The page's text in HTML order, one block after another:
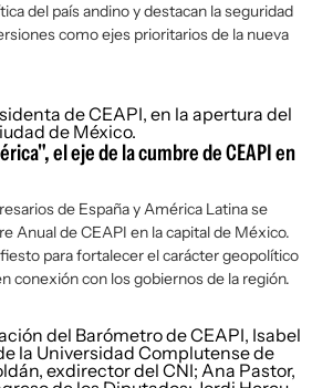
del país andino y destacan la seguridad
como ejes prioritarios de la nueva
el eje de la cumbre de CEAPI en
de España y América Latina se
Anual de CEAPI en la capital de México.
para fortalecer el carácter geopolítico
conexión con los gobiernos de la región.